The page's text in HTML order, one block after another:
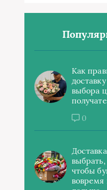
Как
выбора
0
чтобы
вовремя